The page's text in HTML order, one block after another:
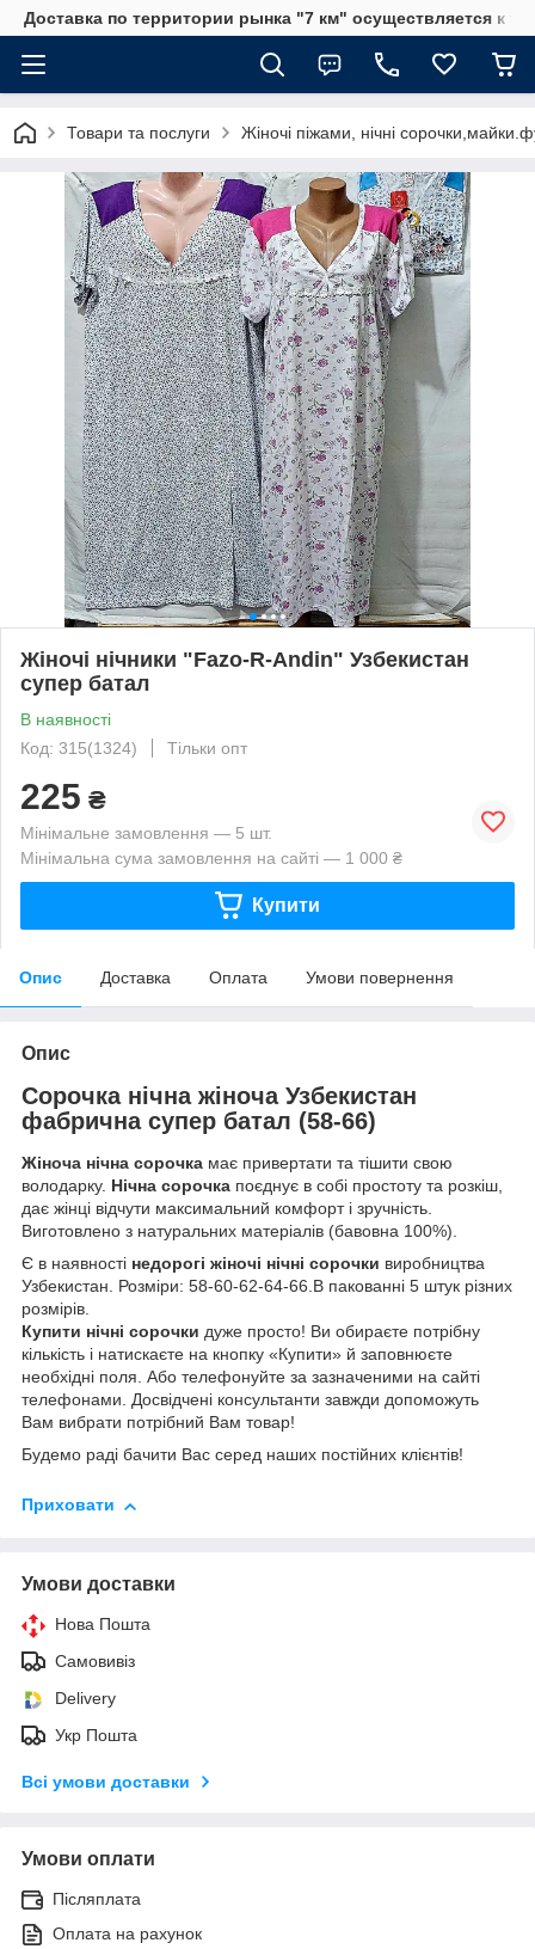
Доставка по территории рынка "7 км" осуществляется к
Товари та послуги Жіночі піжами, нічні
Жіночі нічники "Fazo-R-Andin" Узбекистан
супер батал
В наявності
Код: 315(1324)
Тільки опт
225 ₴
Мінімальне замовлення — 5 шт.
Мінімальна сума замовлення на сайті — 1 000 ₴
Купити
Опис Доставка Оплата Умови повернення
Опис
Сорочка нічна жіноча Узбекистан
фабрична супер батал (58-66)
Жіноча нічна сорочка має привертати та тішити свою
володарку. Нічна сорочка поєднує в собі простоту та розкіш,
дає жінці відчути максимальний комфорт і зручність.
Виготовлено з натуральних матеріалів (бавовна 100%).
Є в наявності недорогі жіночі нічні сорочки виробництва
Узбекистан. Розміри: 58-60-62-64-66.В пакованні 5 штук різних
розмірів.
Купити нічні сорочки дуже просто! Ви обираєте потрібну
кількість і натискаєте на кнопку «Купити» й заповнюєте
необхідні поля. Або телефонуйте за зазначеними на сайті
телефонами. Досвідчені консультанти завжди допоможуть
Вам вибрати потрібний Вам товар!
Будемо раді бачити Вас серед наших постійних клієнтів!
Приховати
Умови доставки
Нова Пошта
Самовивіз
Delivery
Укр Пошта
Всі умови доставки
Умови оплати
Післяплата
Оплата на рахунок